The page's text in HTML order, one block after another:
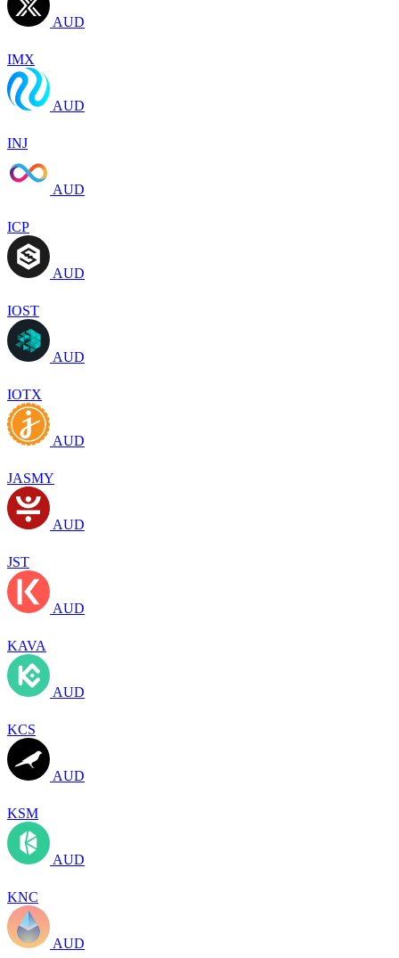
AUD
IMX
AUD
INJ
AUD
ICP
AUD
IOST
AUD
IOTX
AUD
JASMY
AUD
JST
AUD
KAVA
AUD
KCS
AUD
KSM
AUD
KNC
AUD